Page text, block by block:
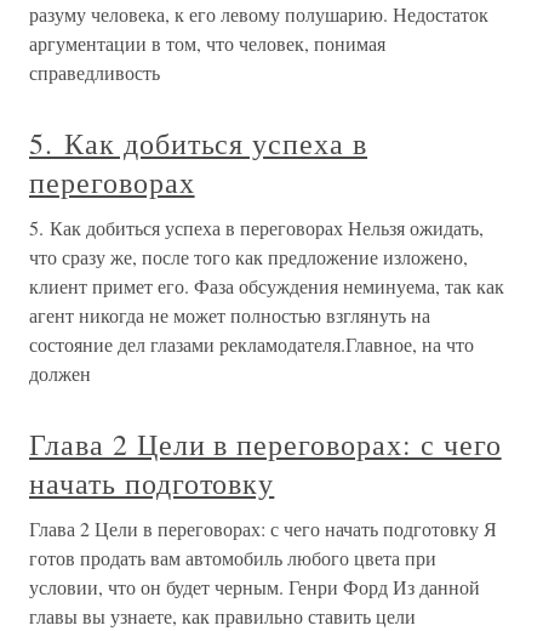
разуму человека, к его левому полушарию. Недостаток
аргументации в том, что человек, понимая
справедливость
5. Как добиться успеха в
переговорах
5. Как добиться успеха в переговорах Нельзя ожидать,
что сразу же, после того как предложение изложено,
клиент примет его. Фаза обсуждения неминуема, так как
агент никогда не может полностью взглянуть на
состояние дел глазами рекламодателя.Главное, на что
должен
Глава 2 Цели в переговорах: с чего
начать подготовку
Глава 2 Цели в переговорах: с чего начать подготовку Я
готов продать вам автомобиль любого цвета при
условии, что он будет черным. Генри Форд Из данной
главы вы узнаете, как правильно ставить цели